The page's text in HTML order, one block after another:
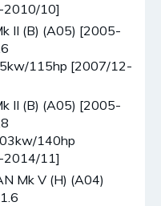
10]
II (B) (A05) [2005-
115hp [2007/12-
II (B) (A05) [2005-
140hp
11]
Mk V (H) (A04)